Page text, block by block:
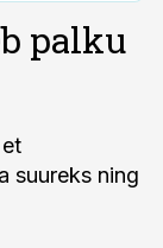
palku
suureks ning